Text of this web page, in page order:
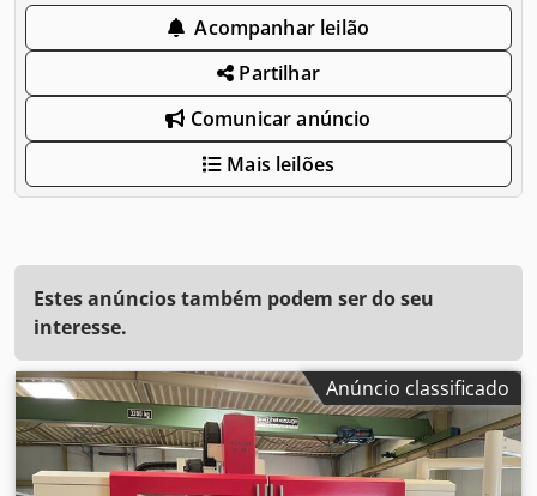
Acompanhar leilão
Partilhar
Comunicar anúncio
Mais leilões
Estes anúncios também podem ser do seu
interesse.
Anúncio classificado